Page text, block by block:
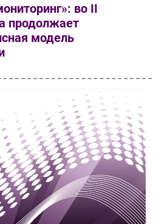
во II
продолжает
модель